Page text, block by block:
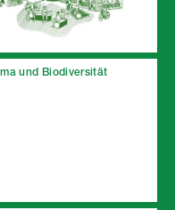
und Biodiversität